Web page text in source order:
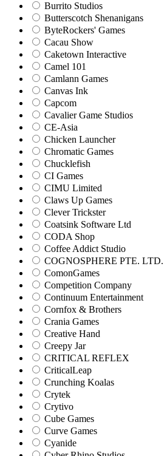
Burrito Studios
Butterscotch Shenanigans
ByteRockers' Games
Cacau Show
Caketown Interactive
Camel 101
Camlann Games
Canvas Ink
Capcom
Cavalier Game Studios
CE-Asia
Chicken Launcher
Chromatic Games
Chucklefish
CI Games
CIMU Limited
Claws Up Games
Clever Trickster
Coatsink Software Ltd
CODA Shop
Coffee Addict Studio
COGNOSPHERE PTE. LTD.
ComonGames
Competition Company
Continuum Entertainment
Cornfox & Brothers
Crania Games
Creative Hand
Creepy Jar
CRITICAL REFLEX
CriticalLeap
Crunching Koalas
Crytek
Crytivo
Cube Games
Curve Games
Cyanide